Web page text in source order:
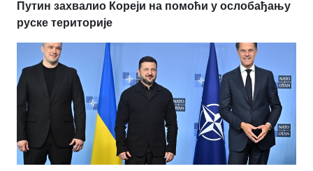
Путин захвалио Кореји на помоћи у ослобађању
руске територије